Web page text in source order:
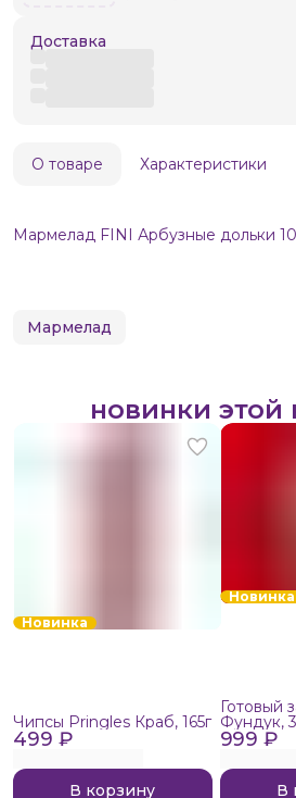
Доставка
О товаре Характеристики
Мармелад FINI Арбузные дольки
Мармелад
новинки этой
Новинка
499 ₽
Чипсы Pringles Краб, 165г
В корзину
Новинка
999 ₽
Готовый
Фундук,
В